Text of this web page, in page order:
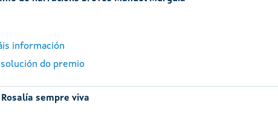
información
do premio
sempre viva